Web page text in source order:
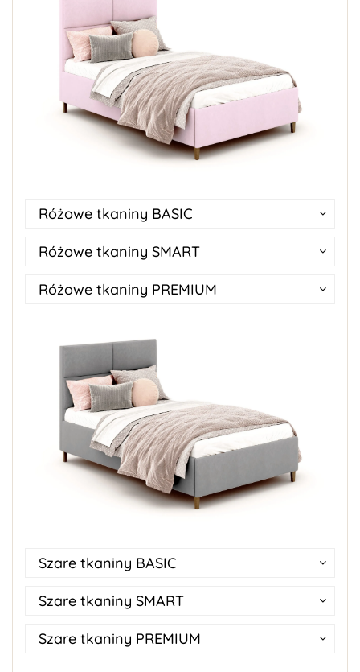
Różowe tkaniny BASIC
Różowe tkaniny SMART
Różowe tkaniny PREMIUM
Szare tkaniny BASIC
Szare tkaniny SMART
Szare tkaniny PREMIUM